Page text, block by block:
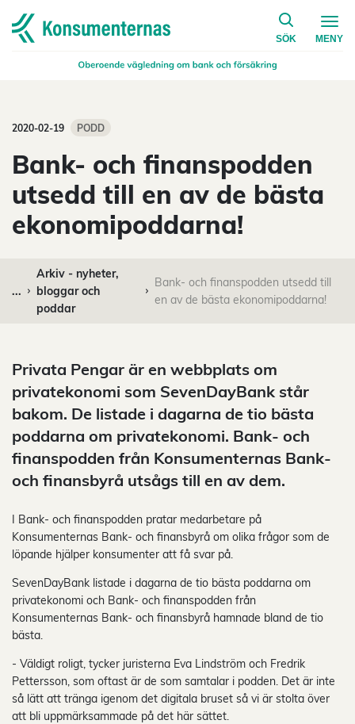
Navigera till startsidan
SÖK
på
MENY
2020-02-19 PODD
Bank- och finanspodden
utsedd till en av de bästa
ekonomipoddarna!
...
Arkiv - nyheter,
bloggar och
poddar
Bank- och finanspodden utsedd till
en av de bästa ekonomipoddarna!
Privata Pengar är en webbplats om
privatekonomi som SevenDayBank står
bakom. De listade i dagarna de tio bästa
poddarna om privatekonomi. Bank- och
finanspodden från Konsumenternas Bank-
och finansbyrå utsågs till en av dem.
I Bank- och finanspodden pratar medarbetare på
Konsumenternas Bank- och finansbyrå om olika frågor som de
löpande hjälper konsumenter att få svar på.
SevenDayBank listade i dagarna de tio bästa poddarna om
privatekonomi och Bank- och finanspodden från
Konsumenternas Bank- och finansbyrå hamnade bland de tio
bästa.
- Väldigt roligt, tycker juristerna Eva Lindström och Fredrik
Pettersson, som oftast är de som samtalar i podden. Det är inte
så lätt att tränga igenom det digitala bruset så vi är stolta över
att bli uppmärksammade på det här sättet.